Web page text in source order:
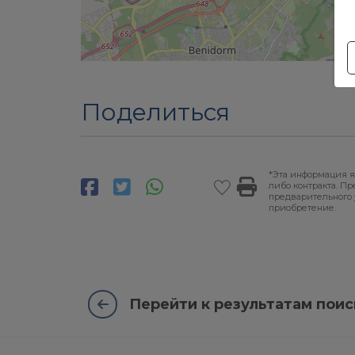
Поделиться
*Эта информация
либо контракта.
приобретение.
Перейти к результатам